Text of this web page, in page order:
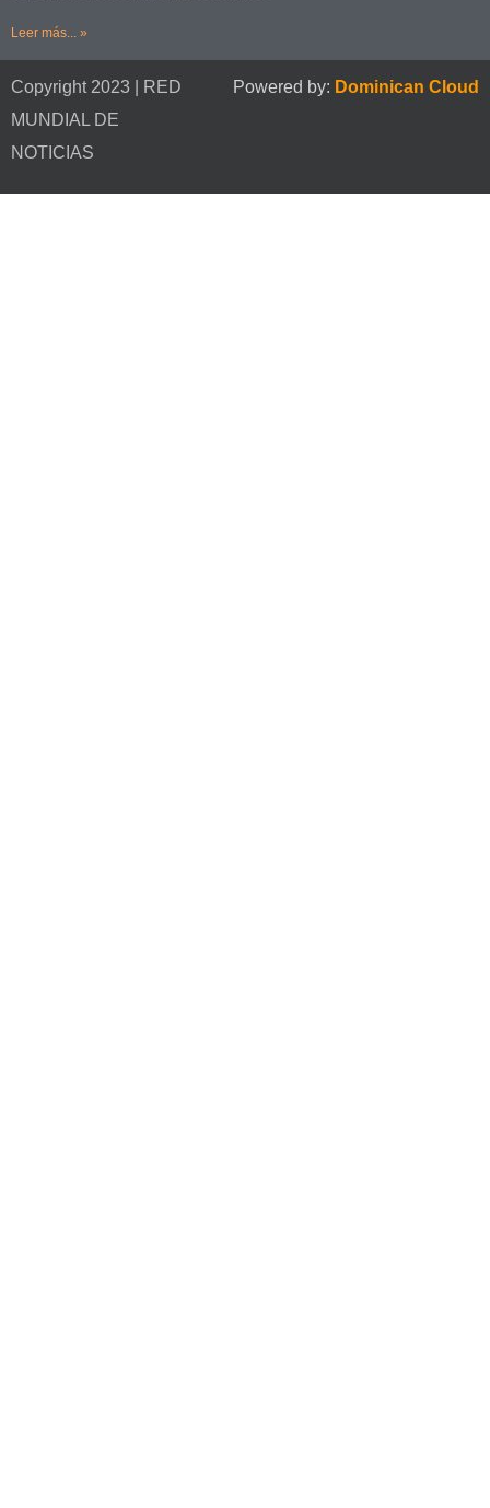
Leer más... »
Copyright 2023 | RED
MUNDIAL DE
NOTICIAS
Powered by: Dominican Cloud